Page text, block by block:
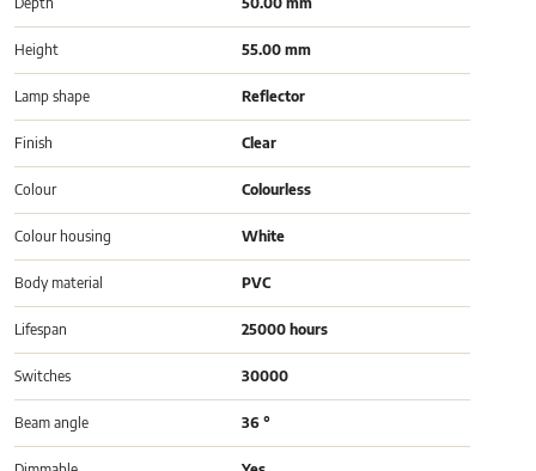
Height 55.00 mm
Lamp shape Reflector
Finish Clear
Colour Colourless
Colour housing White
Body material PVC
Lifespan 25000 hours
Switches 30000
Beam angle 36 °